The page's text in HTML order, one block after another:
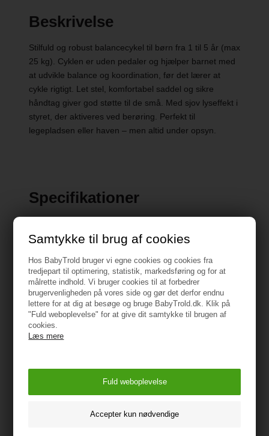
Samtykke til brug af cookies
Hos BabyTrold bruger vi egne cookies og cookies fra
tredjepart til optimering, statistik, markedsføring og for at
målrette indhold. Vi bruger cookies til at forbedrer
brugervenligheden på vores side og gør det derfor endnu
lettere for at dig at besøge og bruge BabyTrold.dk. Klik på
"Fuld weboplevelse" for at give dit samtykke til brugen af
cookies.
Læs mere
Beskrivelse
Stilfuld og robust balancecykel til børn fra 1 til 5 år (max
25 kg). Cyklen er uden pedaler og hjælper barnet med
at udvikle balance og koordination, før det lærer at
cykle rigtigt. Let stel, komfortabel saddel og sikre
håndtag giver god støtte til de små. Med sjov lyseffekt i
styret, der aktiveres ved berøring. Perfekt til
legepladsen eller haven – men altid under opsyn.
Specifikationer
Vægt: 1,77 kg
Emballage
Mål: 59,2 x 17,6 x 24,5 cm
Vægt: 2,3 kg
overflader, ved vand eller i dårligt vejr.